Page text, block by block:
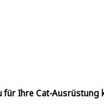
für Ihre Cat-Ausrüstung